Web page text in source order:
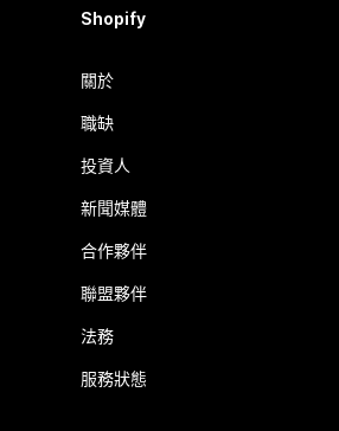
Shopify
關於
職缺
投資人
新聞媒體
合作夥伴
聯盟夥伴
法務
服務狀態